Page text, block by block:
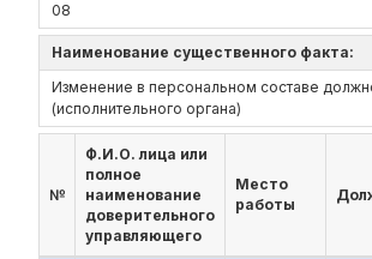
08
Наименование существенного факта:
Изменение в персональном составе
(исполнительного органа)
№
Ф.И.О. лица или
полное
наименование
доверительного
управляющего
Место
работы